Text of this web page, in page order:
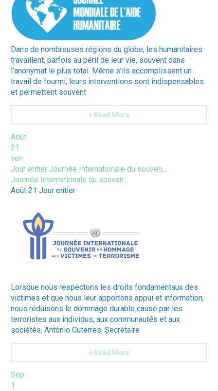
Dans de nombreuses régions du globe, les humanitaires
travaillent, parfois au péril de leur vie, souvent dans
l’anonymat le plus total. Même s’ils accomplissent un
travail de fourmi, leurs interventions sont indispensables
et permettent souvent
+ Read More
Août
21
ven
Jour entierJournée Internationale du souven...
Journée Internationale du souven...
Août 21Jour entier
Lorsque nous respectons les droits fondamentaux des
victimes et que nous leur apportons appui et information,
nous réduisons le dommage durable causé par les
terroristes aux individus, aux communautés et aux
sociétés. António Guterres, Secrétaire
+ Read More
Sep
1